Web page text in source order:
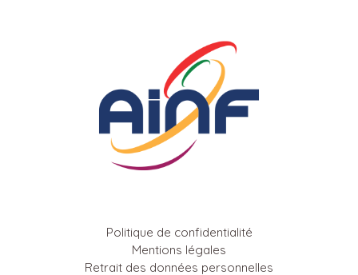
Politique de confidentialité
Mentions légales
Retrait des données personnelles